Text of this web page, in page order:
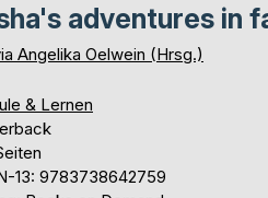
adventures in
Angelika Oelwein (Hrsg.)
& Lernen
13: 9783738642759